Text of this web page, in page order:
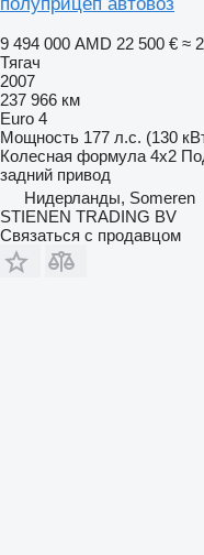
9 494 000 AMD 22 500 € ≈
Тягач
2007
237 966 км
Euro 4
Мощность 177 л.с. (130
Колесная формула 4x2
задний привод
Нидерланды, Someren
STIENEN TRADING BV
Связаться с продавцом